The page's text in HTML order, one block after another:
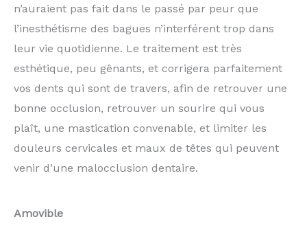
n’auraient pas fait dans le passé par peur que
l’inesthétisme des bagues n’interférent trop dans
leur vie quotidienne. Le traitement est très
esthétique, peu gênants, et corrigera parfaitement
vos dents qui sont de travers, afin de retrouver une
bonne occlusion, retrouver un sourire qui vous
plaît, une mastication convenable, et limiter les
douleurs cervicales et maux de têtes qui peuvent
venir d’une malocclusion dentaire.
Amovible